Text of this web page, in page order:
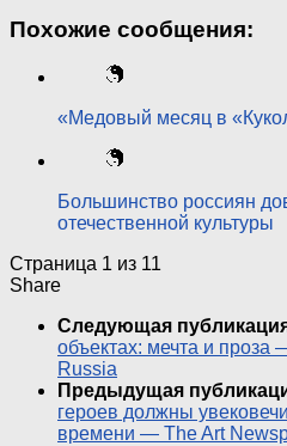
Похожие сообщения:
«Медовый месяц в
Большинство россиян
отечественной культуры
Страница 1 из 11
Share
Следующая
объектах: мечта и проза
Russia
Предыдущая
героев должны
времени — The Art